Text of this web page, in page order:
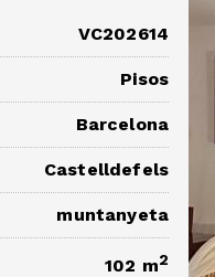
VC202614
Pisos
Barcelona
Castelldefels
muntanyeta
102 m2